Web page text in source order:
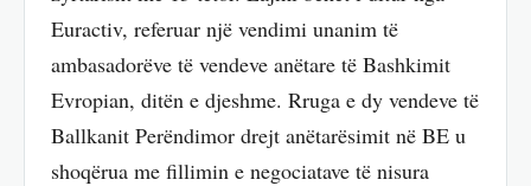
Euractiv, referuar një vendimi unanim të
ambasadorëve të vendeve anëtare të Bashkimit
Evropian, ditën e djeshme. Rruga e dy vendeve të
Ballkanit Perëndimor drejt anëtarësimit në BE u
shoqërua me fillimin e negociatave të nisura